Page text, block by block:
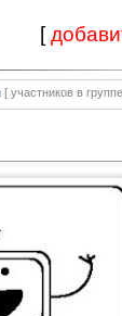
[
[ участников в